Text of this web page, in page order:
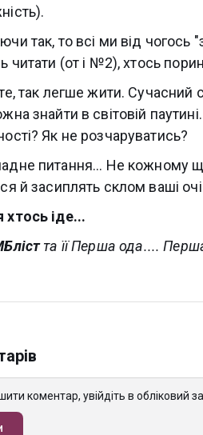
так, то всі ми від чогось
читати (от і №2), хтось
так легше жити. Сучасний
знайти в світовій
Як не розчаруватись?
питання... Не кожному
й засиплять склом ваші
хтось іде...
та її Перша ода....
коментар, увійдіть в обліковий